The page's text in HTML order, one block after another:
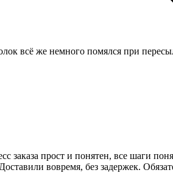
всё же немного помялся при
заказа прост и понятен, все шаги
вовремя, без задержек.